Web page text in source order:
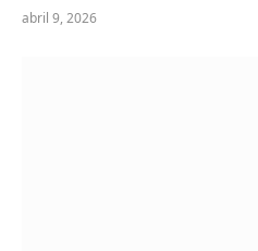
abril 9, 2026